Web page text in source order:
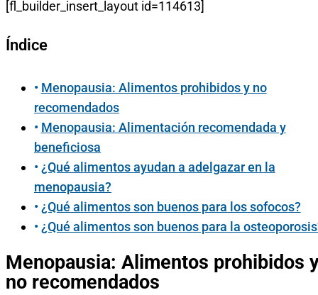
[fl_builder_insert_layout id=114613]
Índice
Menopausia: Alimentos prohibidos y no
recomendados
Menopausia: Alimentación recomendada y
beneficiosa
¿Qué alimentos ayudan a adelgazar en la
menopausia?
¿Qué alimentos son buenos para los sofocos?
¿Qué alimentos son buenos para la
Menopausia: Alimentos prohibidos
no recomendados